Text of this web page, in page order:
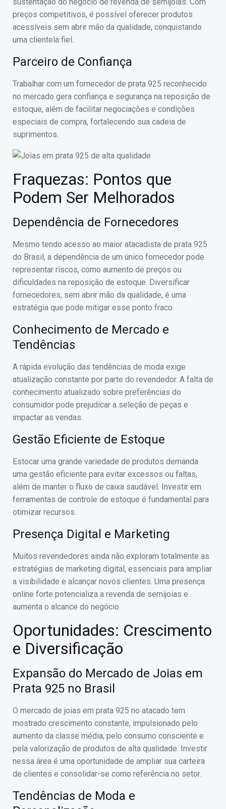
preços competitivos, é possível oferecer produtos
acessíveis sem abrir mão da qualidade, conquistando
uma clientela fiel.
Parceiro de Confiança
Trabalhar com um fornecedor de prata 925 reconhecido
no mercado gera confiança e segurança na reposição de
estoque, além de facilitar negociações e condições
especiais de compra, fortalecendo sua cadeia de
suprimentos.
Fraquezas: Pontos que
Podem Ser Melhorados
Dependência de Fornecedores
Mesmo tendo acesso ao maior atacadista de prata 925
do Brasil, a dependência de um único fornecedor pode
representar riscos, como aumento de preços ou
dificuldades na reposição de estoque. Diversificar
fornecedores, sem abrir mão da qualidade, é uma
estratégia que pode mitigar esse ponto fraco.
Conhecimento de Mercado e
Tendências
A rápida evolução das tendências de moda exige
atualização constante por parte do revendedor. A falta de
conhecimento atualizado sobre preferências do
consumidor pode prejudicar a seleção de peças e
impactar as vendas.
Gestão Eficiente de Estoque
Estocar uma grande variedade de produtos demanda
uma gestão eficiente para evitar excessos ou faltas,
além de manter o fluxo de caixa saudável. Investir em
ferramentas de controle de estoque é fundamental para
otimizar recursos.
Presença Digital e Marketing
Muitos revendedores ainda não exploram totalmente as
estratégias de marketing digital, essenciais para ampliar
a visibilidade e alcançar novos clientes. Uma presença
online forte potencializa a revenda de semijoias e
aumenta o alcance do negócio.
Oportunidades: Crescimento
e Diversificação
Expansão do Mercado de Joias em
Prata 925 no Brasil
O mercado de joias em prata 925 no atacado tem
mostrado crescimento constante, impulsionado pelo
aumento da classe média, pelo consumo consciente e
pela valorização de produtos de alta qualidade. Investir
nessa área é uma oportunidade de ampliar sua carteira
de clientes e consolidar-se como referência no setor.
Tendências de Moda e